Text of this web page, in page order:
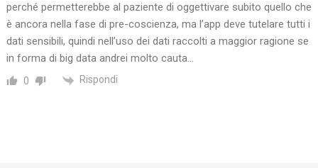
perché permetterebbe al paziente di oggettivare subito quello che
è ancora nella fase di pre-coscienza, ma l’app deve tutelare tutti i
dati sensibili, quindi nell’uso dei dati raccolti a maggior ragione se
in forma di big data andrei molto cauta…
0 Rispondi